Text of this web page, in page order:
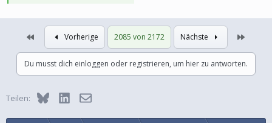
Vorherige 2085 von 2172 Nächste
Du musst dich einloggen oder registrieren, um hier zu antworten.
Teilen: BlueskyLinkedInE-Mail